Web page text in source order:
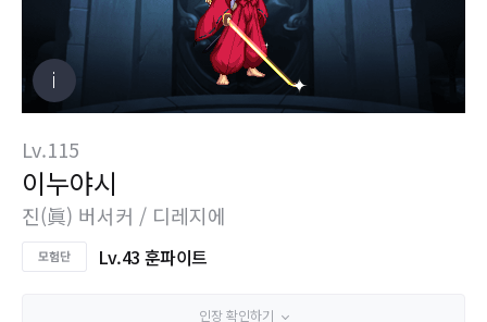
Lv.115
이누야시
진(眞) 버서커 / 디레지에
Lv.43 훈파이트
인장 확인하기